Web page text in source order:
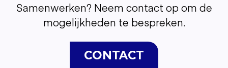
Samenwerken? Neem contact op om de
mogelijkheden te bespreken.
CONTACT